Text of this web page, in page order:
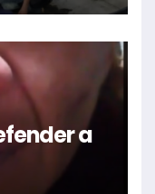
a